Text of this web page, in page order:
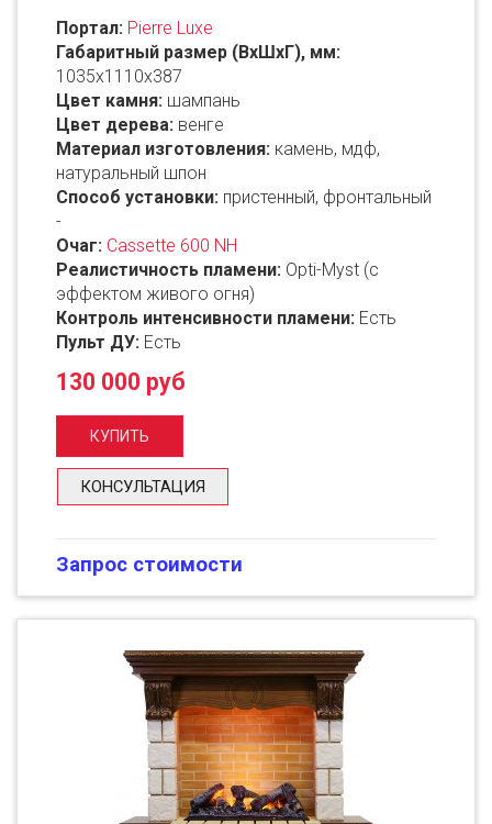
Портал: Pierre Luxe
Габаритный размер (ВxШxГ), мм:
1035х1110x387
Цвет камня: шампань
Цвет дерева: венге
Материал изготовления: камень, мдф,
натуральный шпон
Способ установки: пристенный, фронтальный
-
Очаг: Cassette 600 NH
Реалистичность пламени: Opti-Myst (с
эффектом живого огня)
Контроль интенсивности пламени: Есть
Пульт ДУ: Есть
130 000 руб
КОНСУЛЬТАЦИЯ
Запрос стоимости